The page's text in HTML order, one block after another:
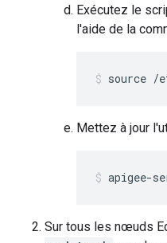
Exécutez le
l'aide de la
source /
Mettez à jour
apigee-
Sur tous les nœuds